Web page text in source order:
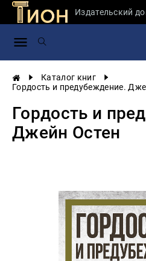
Издательский
Каталог книг
Гордость и предубеждение.
Гордость и
Джейн Остен
Занимательная
России
история
Экономика
Учебная
литература
Публицистика